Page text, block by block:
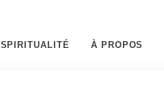
SPIRITUALITÉ À PROPOS